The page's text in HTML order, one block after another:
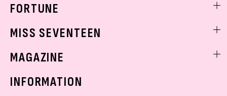
FORTUNE
MISS SEVENTEEN
MAGAZINE
INFORMATION